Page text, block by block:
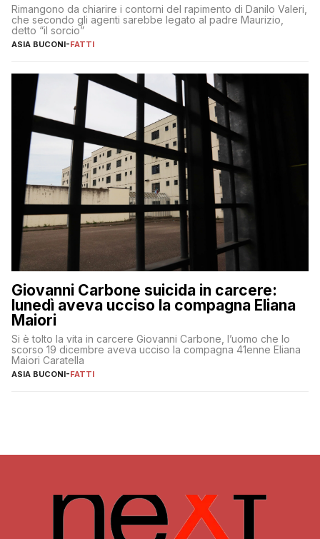
Rimangono da chiarire i contorni del rapimento di Danilo Valeri,
che secondo gli agenti sarebbe legato al padre Maurizio,
detto “il sorcio”
ASIA BUCONI-FATTI
Giovanni Carbone suicida in carcere:
lunedì aveva ucciso la compagna Eliana
Maiori
Si è tolto la vita in carcere Giovanni Carbone, l’uomo che lo
scorso 19 dicembre aveva ucciso la compagna 41enne Eliana
Maiori Caratella
ASIA BUCONI-FATTI